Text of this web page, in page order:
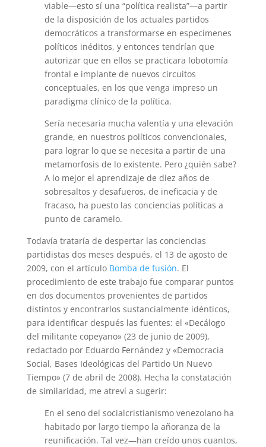
viable—esto sí una “política realista”—a partir
de la disposición de los actuales partidos
democráticos a transformarse en especímenes
políticos inéditos, y entonces tendrían que
autorizar que en ellos se practicara lobotomía
frontal e implante de nuevos circuitos
conceptuales, en los que venga impreso un
paradigma clínico de la política.
Sería necesaria mucha valentía y una elevación
grande, en nuestros políticos convencionales,
para lograr lo que se necesita a partir de una
metamorfosis de lo existente. Pero ¿quién sabe?
A lo mejor el aprendizaje de diez años de
sobresaltos y desafueros, de ineficacia y de
fracaso, ha puesto las conciencias políticas a
punto de caramelo.
Todavía trataría de despertar las conciencias
partidistas dos meses después, el 13 de agosto de
2009, con el artículo Bomba de fusión. El
procedimiento de este trabajo fue comparar puntos
en dos documentos provenientes de partidos
distintos y encontrarlos sustancialmente idénticos,
para identificar después las fuentes: el «Decálogo
del militante copeyano» (23 de junio de 2009),
redactado por Eduardo Fernández y «Democracia
Social, Bases Ideológicas del Partido Un Nuevo
Tiempo» (7 de abril de 2008). Hecha la constatación
de similaridad, me atreví a sugerir:
En el seno del socialcristianismo venezolano ha
habitado por largo tiempo la añoranza de la
reunificación. Tal vez—han creído unos cuantos,